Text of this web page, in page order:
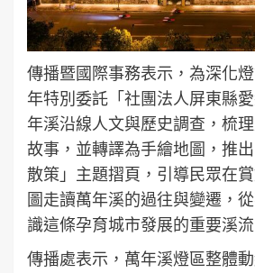
傳播暨國際事務表示，為深化
年特別委託「社團法人屏東縣
年溪沿線人文與歷史調查，梳
故事，並轉譯為手繪地圖，推
散策」主題摺頁，引導民眾在
圖走讀萬年溪的過往與變遷，
識這條孕育城市發展的重要溪流
傳播處表示，萬年溪燈區整體